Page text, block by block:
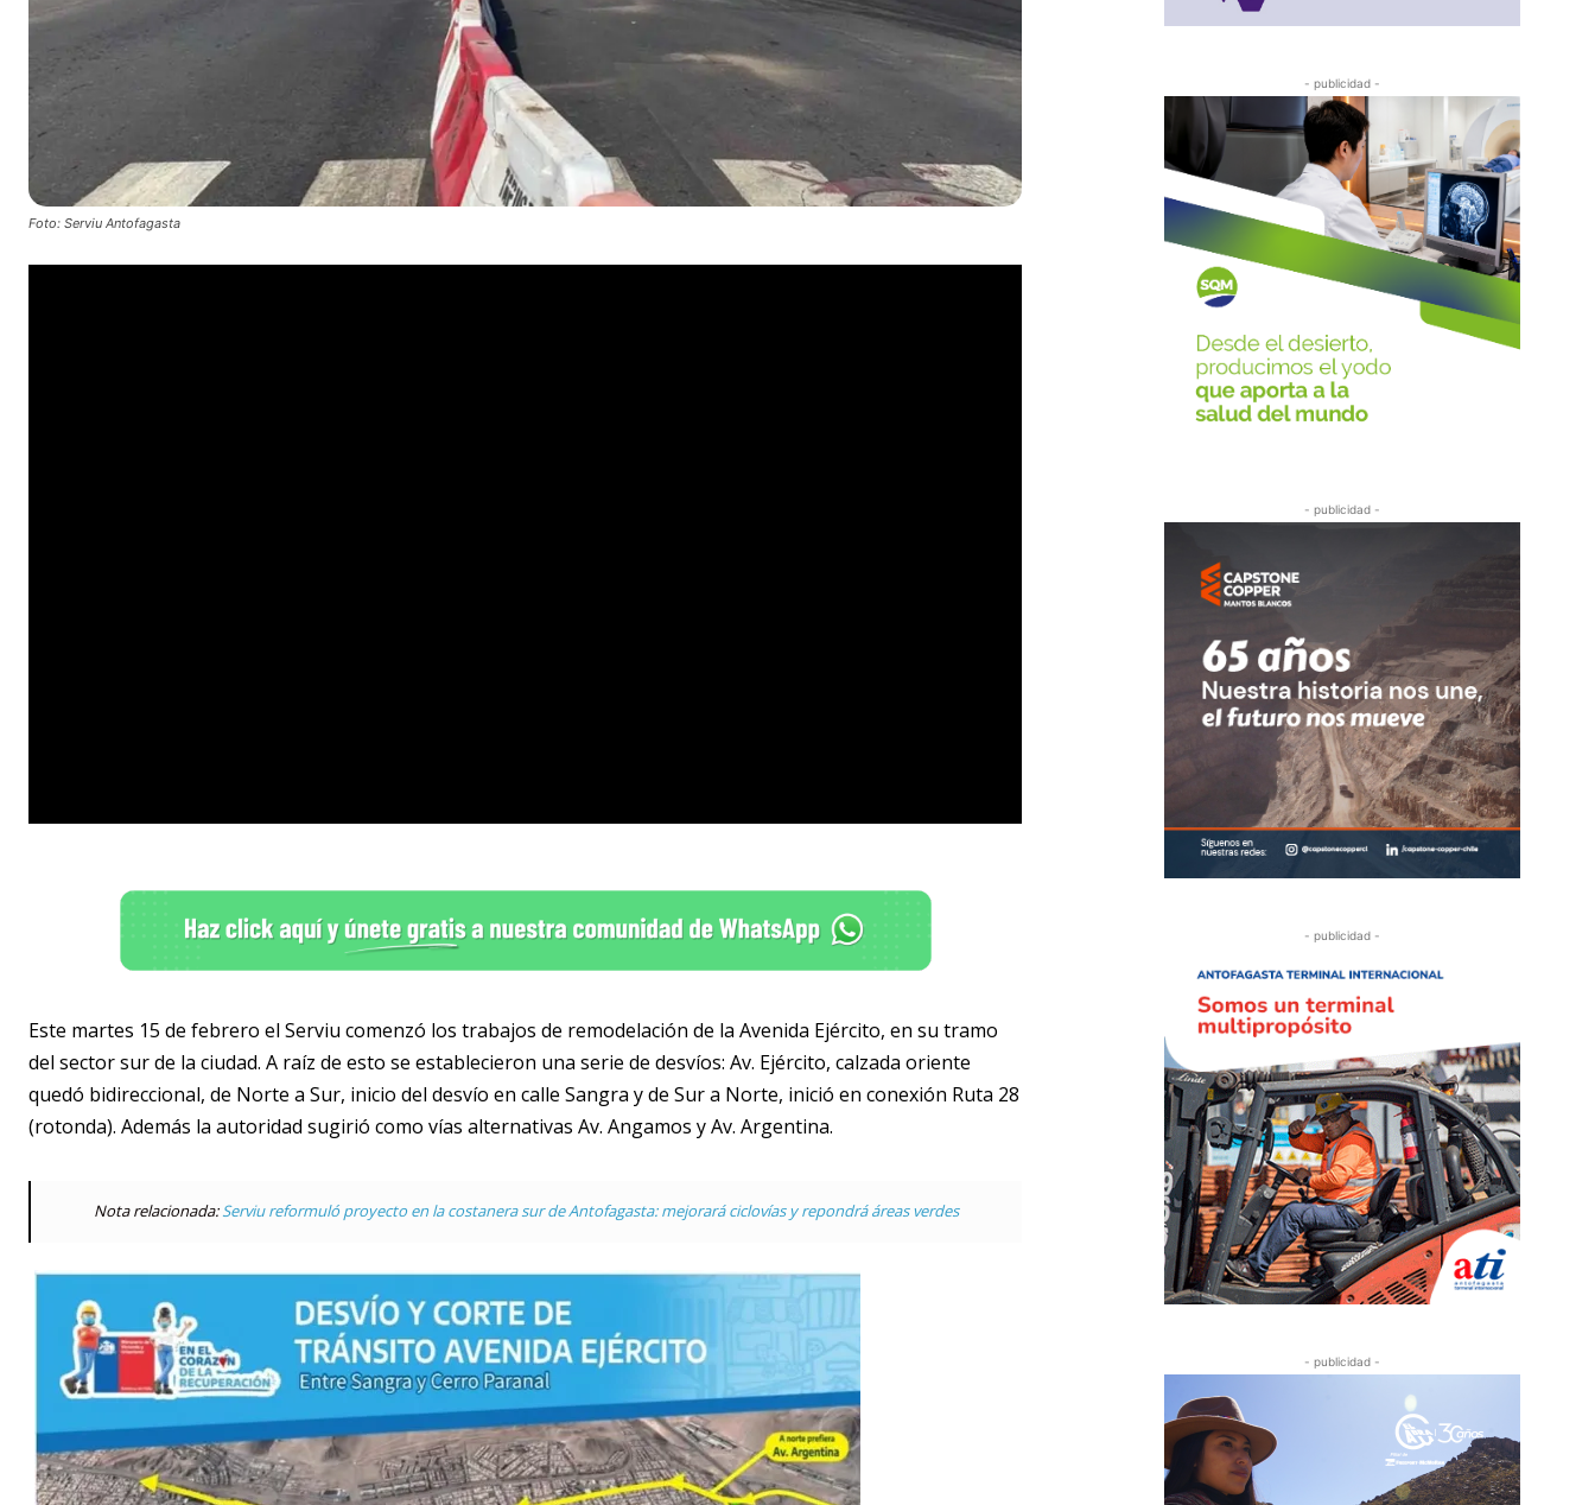
Foto: Serviu Antofagasta
Este martes 15 de febrero el Serviu comenzó los trabajos de remodelación de la Avenida Ejército, en su tramo
del sector sur de la ciudad. A raíz de esto se establecieron una serie de desvíos: Av. Ejército, calzada oriente
quedó bidireccional, de Norte a Sur, inicio del desvío en calle Sangra y de Sur a Norte, inició en conexión Ruta 28
(rotonda). Además la autoridad sugirió como vías alternativas Av. Angamos y Av. Argentina.
Nota relacionada:Serviu reformuló proyecto en la costanera sur de Antofagasta: mejorará ciclovías y repondrá áreas verdes
- publicidad -
- publicidad -
- publicidad -
- publicidad -